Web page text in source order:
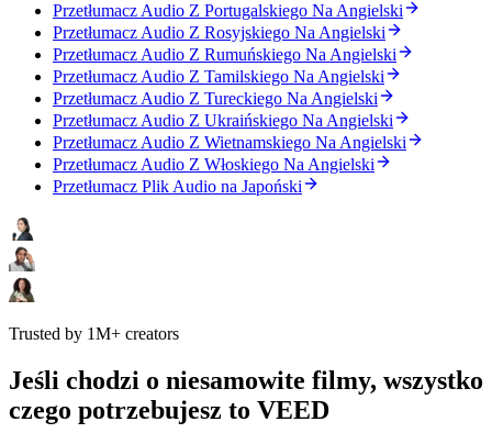
Przetłumacz Audio Z Portugalskiego Na Angielski
Przetłumacz Audio Z Rosyjskiego Na Angielski
Przetłumacz Audio Z Rumuńskiego Na Angielski
Przetłumacz Audio Z Tamilskiego Na Angielski
Przetłumacz Audio Z Tureckiego Na Angielski
Przetłumacz Audio Z Ukraińskiego Na Angielski
Przetłumacz Audio Z Wietnamskiego Na Angielski
Przetłumacz Audio Z Włoskiego Na Angielski
Przetłumacz Plik Audio na Japoński
Trusted by 1M+ creators
Jeśli chodzi o niesamowite filmy, wszystko
czego potrzebujesz to VEED